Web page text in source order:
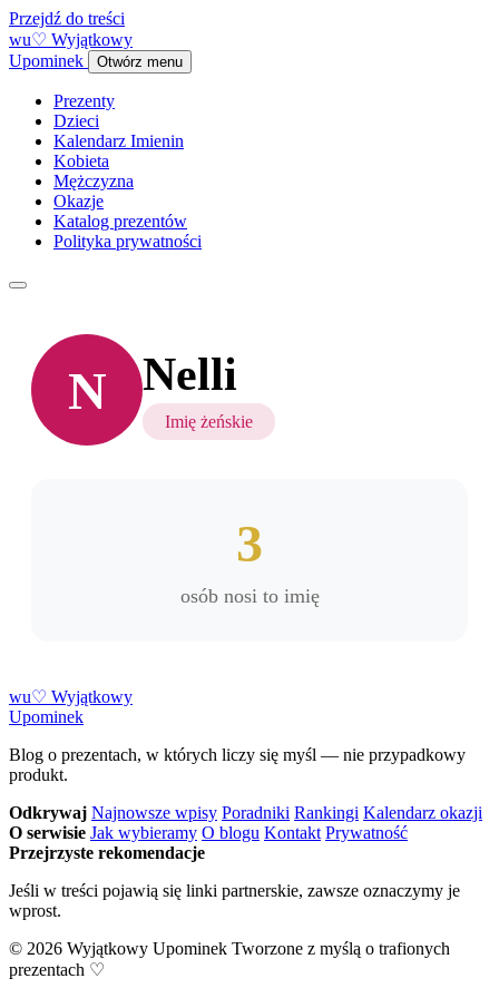
Przejdź do treści
wu♡ Wyjątkowy
Upominek
Otwórz menu
Prezenty
Dzieci
Kalendarz Imienin
Kobieta
Mężczyzna
Okazje
Katalog prezentów
Polityka prywatności
N Nelli
Imię żeńskie
3
osób nosi to imię
wu♡ Wyjątkowy
Upominek
Blog o prezentach, w których liczy się myśl — nie przypadkowy
produkt.
Odkrywaj Najnowsze wpisy Poradniki Rankingi Kalendarz okazji
O serwisie Jak wybieramy O blogu Kontakt Prywatność
Przejrzyste rekomendacje
Jeśli w treści pojawią się linki partnerskie, zawsze oznaczymy je
wprost.
© 2026 Wyjątkowy Upominek Tworzone z myślą o trafionych
prezentach ♡